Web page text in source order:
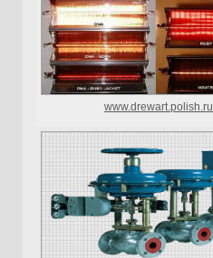
www.drewart.polish.ru